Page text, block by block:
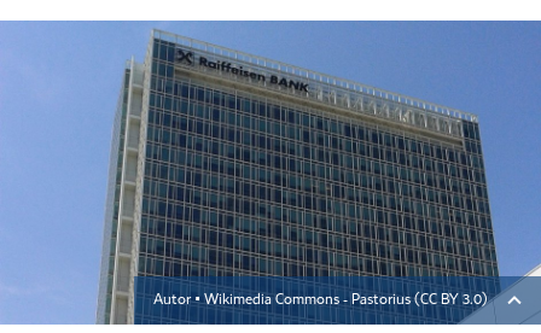
Autor ▪Wikimedia Commons - Pastorius (CC BY 3.0)